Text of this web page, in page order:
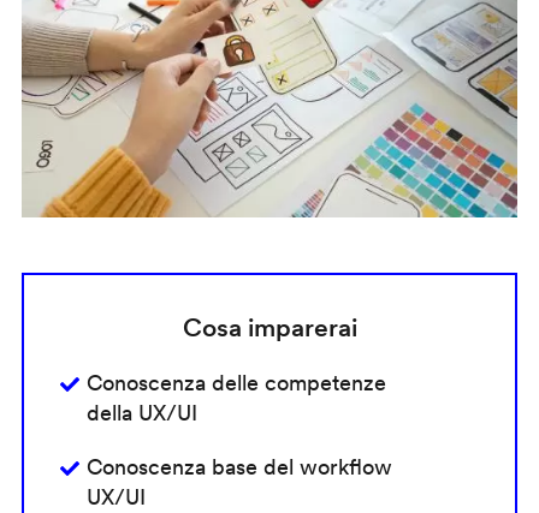
Cosa imparerai
Conoscenza delle competenze
della UX/UI
Conoscenza base del workflow
UX/UI